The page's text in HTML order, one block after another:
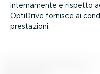
inter­na­mente e rispetto
OptiDrive fornisce ai
prestazioni.